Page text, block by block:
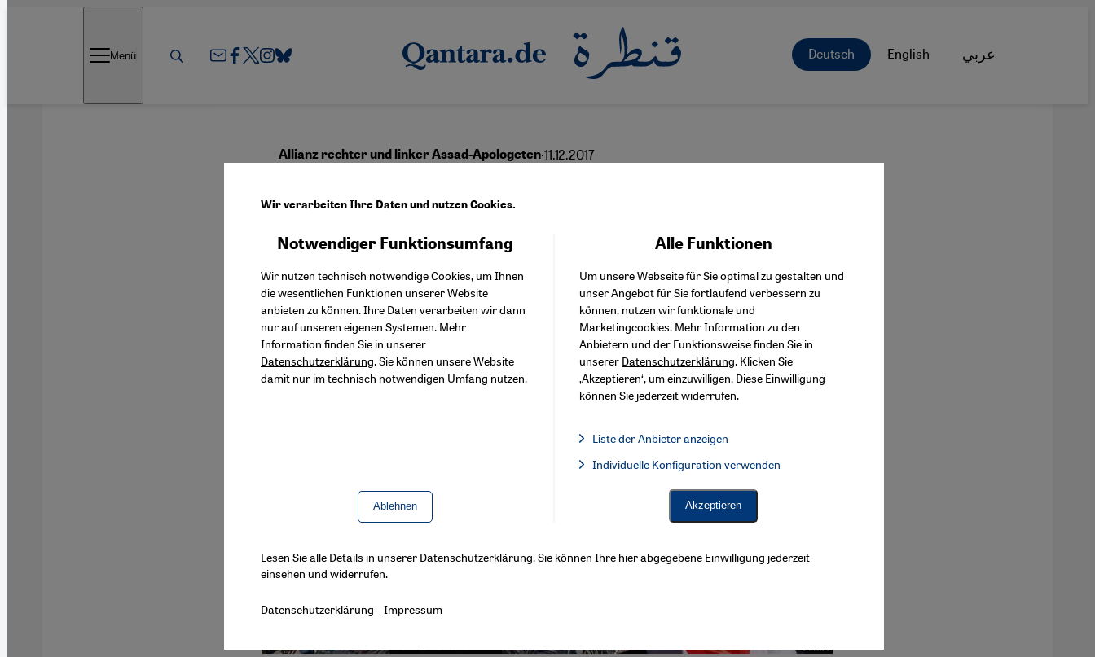
Deutsch English عربي Menü
Allianz rechter und linker Assad-Apologeten·11.12.2017
Unbehagen im Westen
Deutsch English عربي
Wir verarbeiten Ihre Daten und nutzen Cookies.
Notwendiger Funktionsumfang
Wir nutzen technisch notwendige Cookies, um Ihnen
die wesentlichen Funktionen unserer Website
anbieten zu können. Ihre Daten verarbeiten wir dann
nur auf unseren eigenen Systemen. Mehr
Information finden Sie in unserer
Datenschutzerklärung. Sie können unsere Website
damit nur im technisch notwendigen Umfang nutzen.
Ablehnen
Alle Funktionen
Um unsere Webseite für Sie optimal zu gestalten und
unser Angebot für Sie fortlaufend verbessern zu
können, nutzen wir funktionale und
Marketingcookies. Mehr Information zu den
Anbietern und der Funktionsweise finden Sie in
unserer Datenschutzerklärung. Klicken Sie
‚Akzeptieren‘, um einzuwilligen. Diese Einwilligung
können Sie jederzeit widerrufen.
Liste der Anbieter anzeigen
Facebook Embed / Facebook Connect, Google Maps Embed, Google Tag Manager, Instagram Embed,
Facebook Embed / Facebook Connect
Twitter Embed
Instagram Embed
Youtube Embed
Google Maps Embed
Individuelle Konfiguration verwenden
Akzeptieren
Lesen Sie alle Details in unserer Datenschutzerklärung. Sie können Ihre hier abgegebene Einwilligung jederzeit
einsehen und widerrufen.
Datenschutzerklärung Impressum